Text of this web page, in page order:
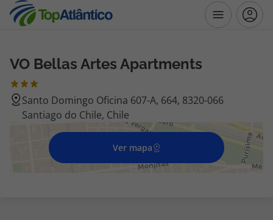
Destinos
Voos
Voos + Hotel
VO Bellas Artes Apartments
Santo Domingo Oficina 607-A, 664, 8320-066
Santiago do Chile, Chile
Ver mapa